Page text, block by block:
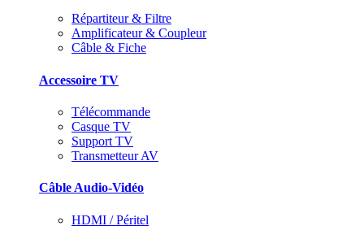
Répartiteur & Filtre
Amplificateur & Coupleur
Câble & Fiche
Accessoire TV
Télécommande
Casque TV
Support TV
Transmetteur AV
Câble Audio-Vidéo
HDMI / Péritel